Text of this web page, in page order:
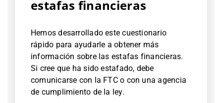
estafas financieras
Hemos desarrollado este cuestionario
rápido para ayudarle a obtener más
información sobre las estafas financieras.
Si cree que ha sido estafado, debe
comunicarse con la FTC o con una agencia
de cumplimiento de la ley.